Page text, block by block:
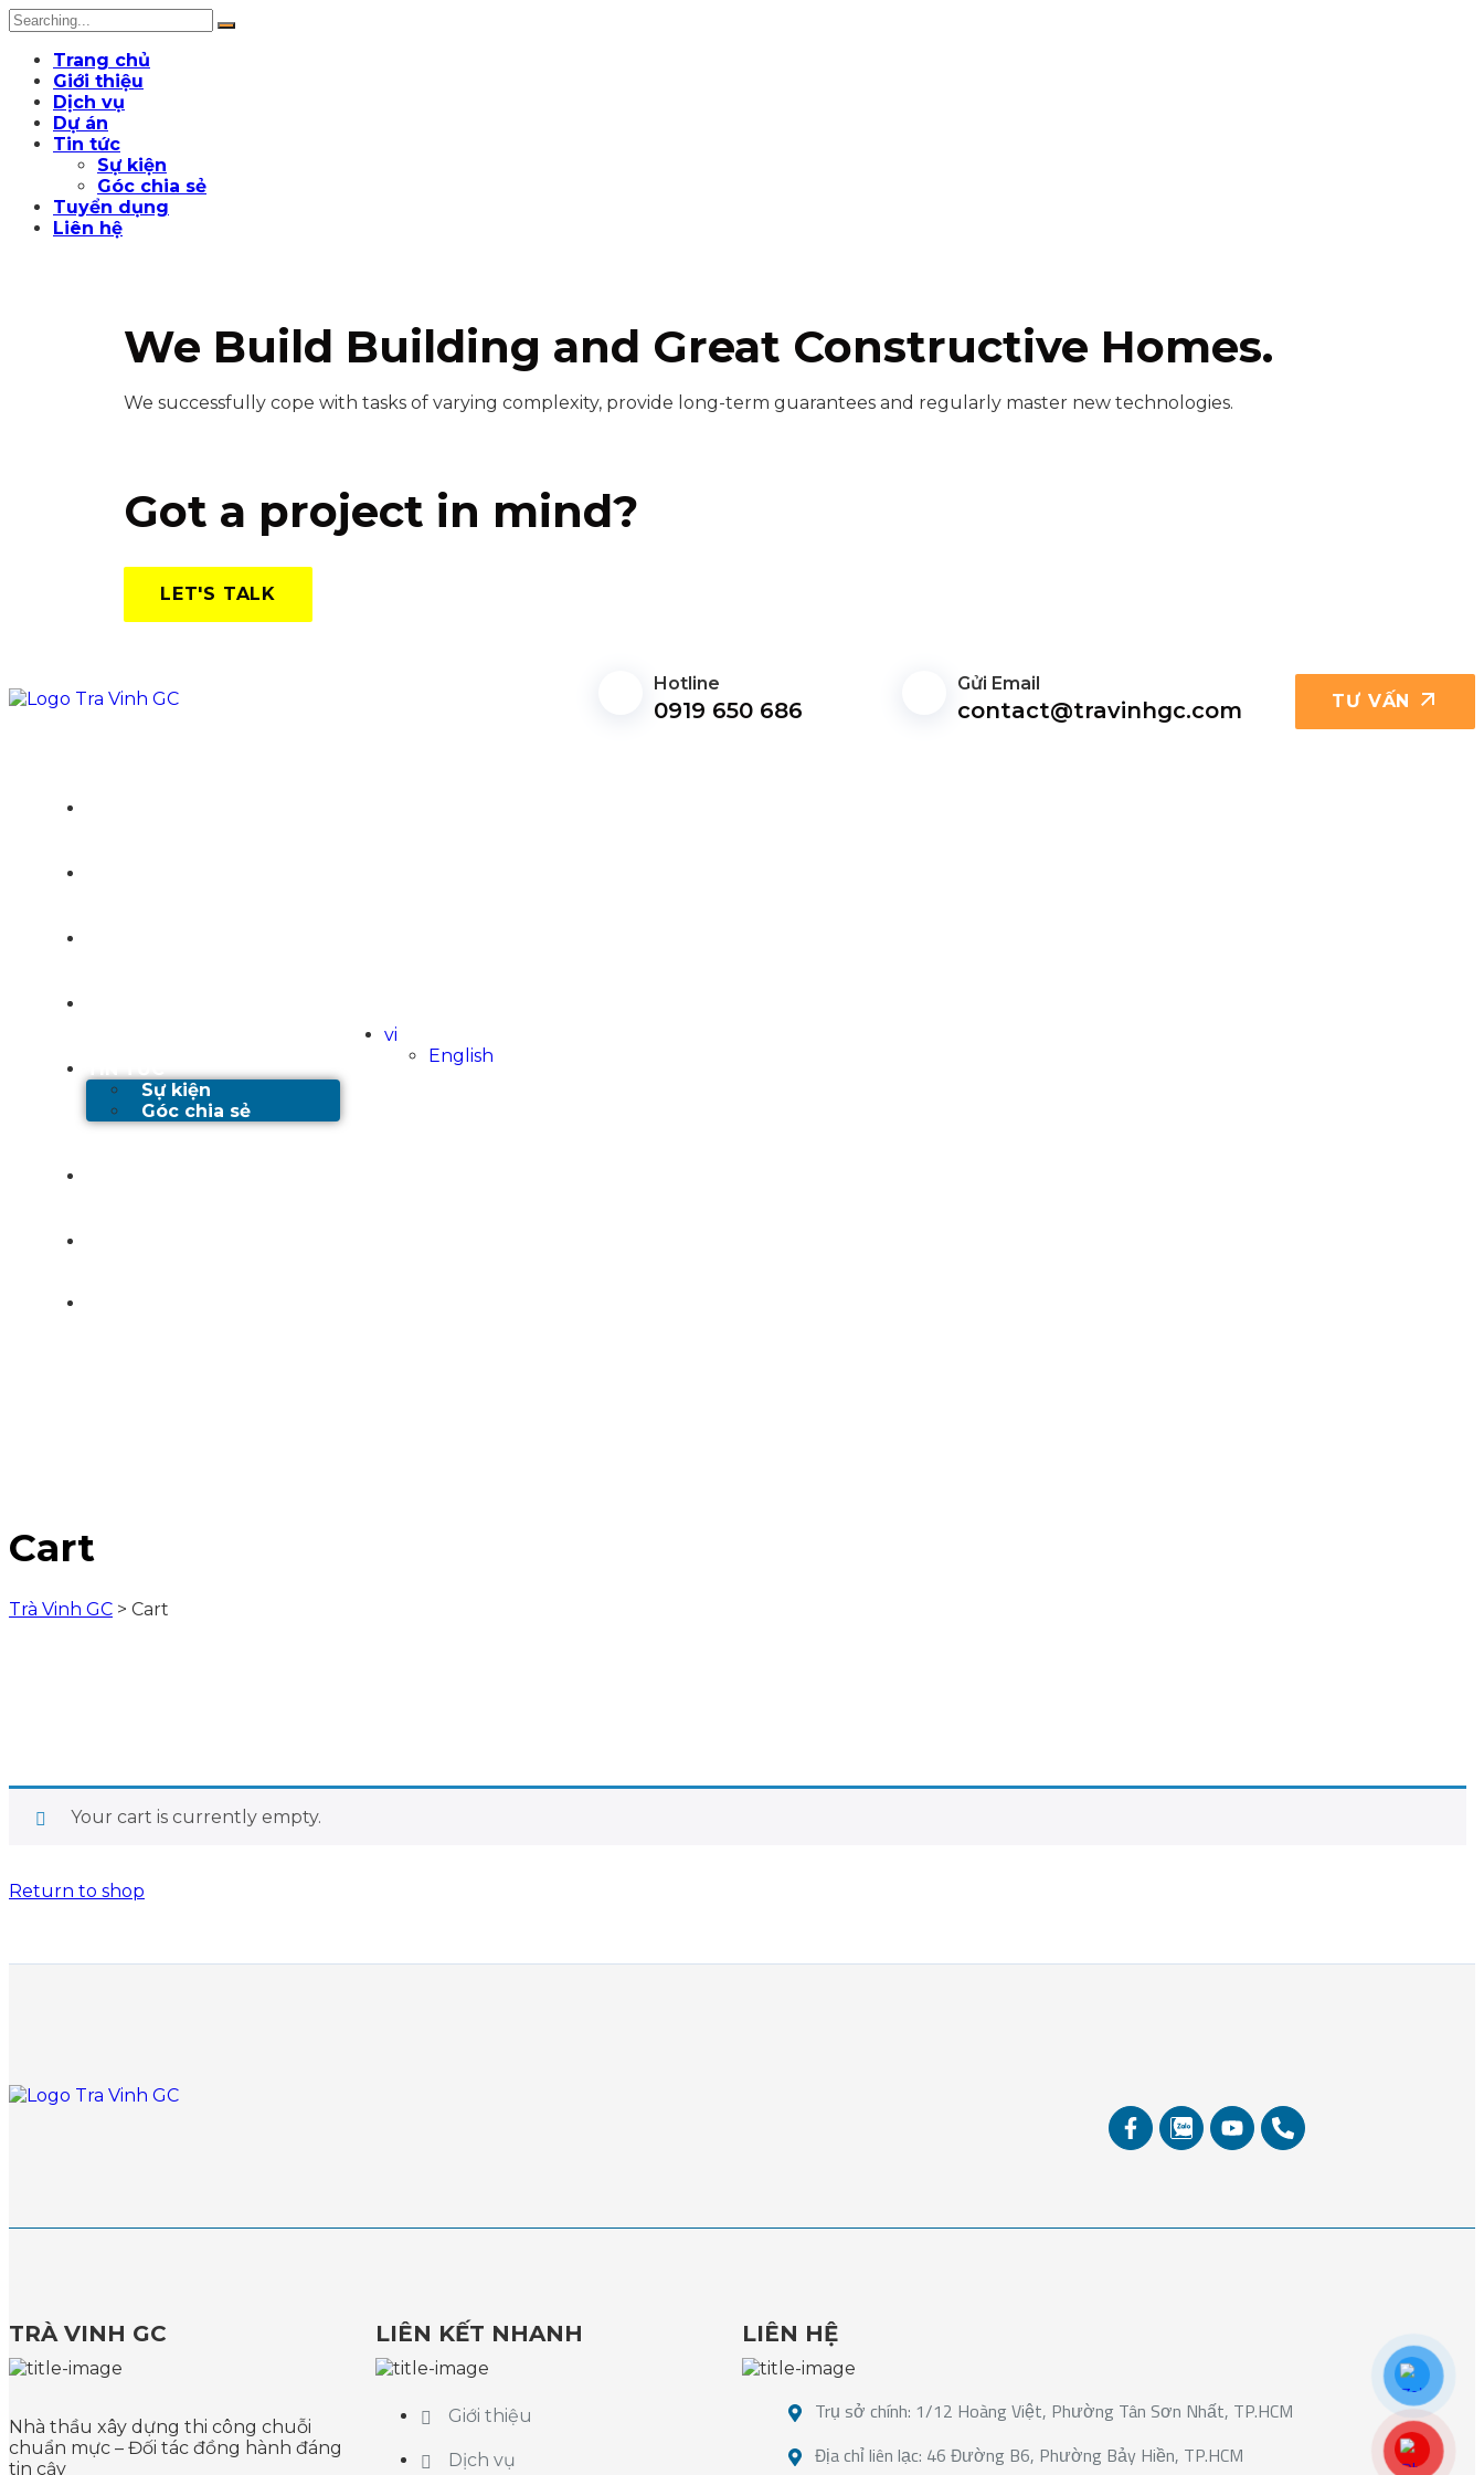
Trang chủ
Giới thiệu
Dịch vụ
Dự án
Tin tức
Sự kiện
Góc chia sẻ
Tuyển dụng
Liên hệ
We Build Building and Great Constructive Homes.
We successfully cope with tasks of varying complexity, provide long-term guarantees and regularly master new technologies.
Got a project in mind?
LET'S TALK
Hotline
0919 650 686
Gửi Email
contact@travinhgc.com TƯ VẤN
Sự kiện
Góc chia sẻ
vi
English
Cart
Trà Vinh GC > Cart
Your cart is currently empty.
Return to shop
TRÀ VINH GC
Nhà thầu xây dựng thi công chuỗi
chuẩn mực – Đối tác đồng hành đáng
tin cậy
LIÊN KẾT NHANH
Giới thiệu
Dịch vụ
LIÊN HỆ
Trụ sở chính: 1/12 Hoàng Việt, Phường Tân Sơn Nhất, TP.HCM
Địa chỉ liên lạc: 46 Đường B6, Phường Bảy Hiền, TP.HCM